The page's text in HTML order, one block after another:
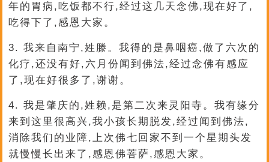
年的胃病,吃饭都不行,经过这几天念佛,现在好了,
吃得下了,感恩大家。
3. 我来自南宁,姓滕。我得的是鼻咽癌,做了六次的
化疗,还没有好,六月份闻到佛法,经过念佛有感应
了,现在好很多了,谢谢。
4. 我是肇庆的,姓赖,是第二次来灵阳寺。我有缘分
来到这里很高兴,我小孩长期脱发,经过闻到佛法,
消除我们的业障,上次佛七回家不到一个星期头发
就慢慢长出来了,感恩佛菩萨,感恩大家。